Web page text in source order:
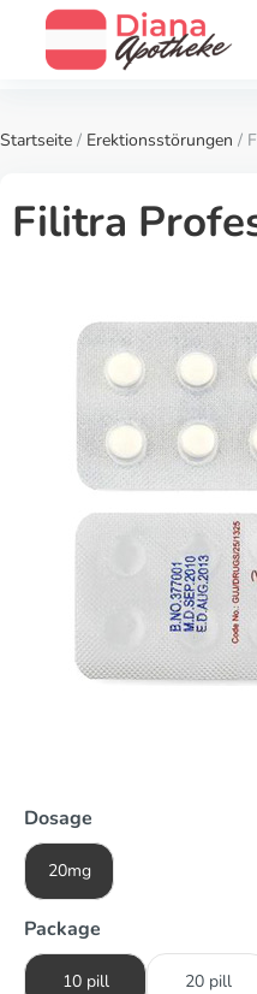
Startseite / Erektionsstörungen /
Filitra
Dosage
20mg
Package
10 pill 20 pill